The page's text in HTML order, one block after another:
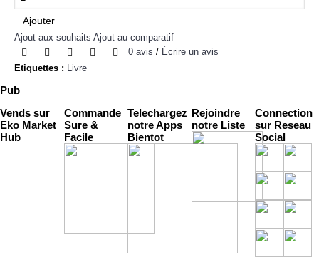
Ajouter
Ajout aux souhaits Ajout au comparatif
0 avis / Écrire un avis
Etiquettes : Livre
Pub
Vends sur
Eko Market
Hub
Commande
Sure &
Facile
Telechargez
notre Apps
Bientot
Rejoindre
notre Liste
Connection
sur Reseau
Social